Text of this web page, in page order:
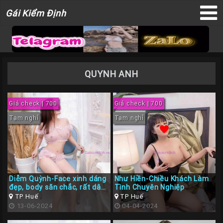
Gái Kiểm Định
Gái
Định
×
TRANG
CHỦ
Liên
Hệ
Đăng
Bài
Gái
Gọi
Sài
Gòn
QUYNH ANH
Giá check | 700
Tạm nghỉ
Diễm Quỳnh-Face xinh dáng
đẹp, body săn chắc, rất dâm
và chiều khách
TP Huế
13-06-2024
Giá check | 700
Tạm nghỉ
Như Hiền-Chiều Khách Làm
Tình Chuyên Nghiệp
TP Huế
04-04-2024